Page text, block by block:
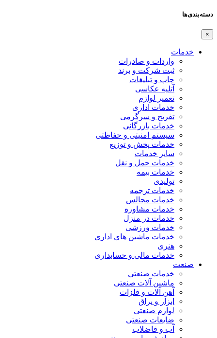
دسته‌بندی‌ها
×
خدمات
واردات و صادرات
ثبت شرکت و برند
چاپ و تبلیغات
آتلیه عکاسی
تعمیر لوازم
خدمات اداری
تفریح و سرگرمی
خدمات بازرگانی
سیستم امنیتی و حفاظتی
خدمات پخش و توزیع
سایر خدمات
خدمات حمل و نقل
خدمات بیمه
تولیدی
خدمات ترجمه
خدمات مجالس
خدمات مشاوره
خدمات در منزل
خدمات ورزشی
خدمات ماشین های اداری
هنری
خدمات مالی و حسابداری
صنعت
خدمات صنعتی
ماشین آلات صنعتی
آهن آلات و فلزات
ابزار و یراق
لوازم صنعتی
ضایعات صنعتی
آب و فاضلاب